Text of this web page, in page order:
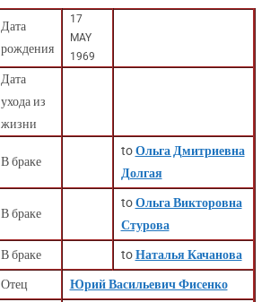
Дата
рождения
17
MAY
1969
Дата
ухода из
жизни
В браке
toОльга Дмитриевна
Долгая
В браке
toОльга Викторовна
Стурова
В браке toНаталья Качанова
Отец Юрий Васильевич Фисенко